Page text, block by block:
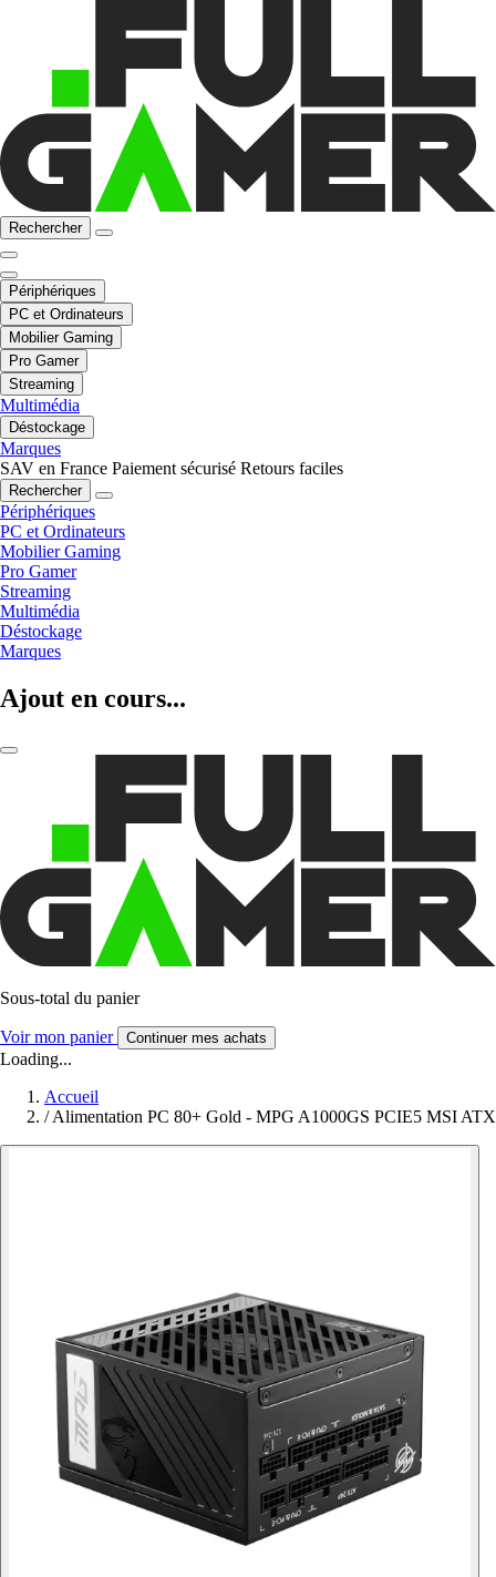
Rechercher
Périphériques
PC et Ordinateurs
Mobilier Gaming
Pro Gamer
Streaming
Multimédia
Déstockage
Marques
SAV en France Paiement sécurisé Retours faciles
Rechercher
Périphériques
PC et Ordinateurs
Mobilier Gaming
Pro Gamer
Streaming
Multimédia
Déstockage
Marques
Ajout en cours...
Sous-total du panier
Voir mon panier Continuer mes achats
Loading...
Accueil
/ Alimentation PC 80+ Gold - MPG A1000GS PCIE5 MSI ATX